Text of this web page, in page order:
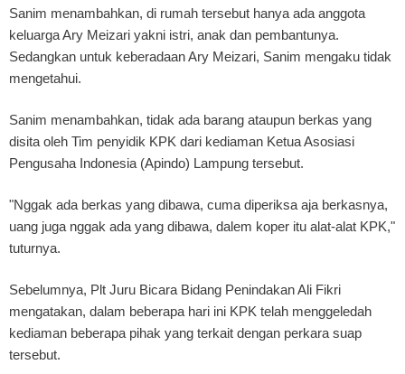
Sanim menambahkan, di rumah tersebut hanya ada anggota
keluarga Ary Meizari yakni istri, anak dan pembantunya.
Sedangkan untuk keberadaan Ary Meizari, Sanim mengaku tidak
mengetahui.
Sanim menambahkan, tidak ada barang ataupun berkas yang
disita oleh Tim penyidik KPK dari kediaman Ketua Asosiasi
Pengusaha Indonesia (Apindo) Lampung tersebut.
"Nggak ada berkas yang dibawa, cuma diperiksa aja berkasnya,
uang juga nggak ada yang dibawa, dalem koper itu alat-alat KPK,"
tuturnya.
Sebelumnya, Plt Juru Bicara Bidang Penindakan Ali Fikri
mengatakan, dalam beberapa hari ini KPK telah menggeledah
kediaman beberapa pihak yang terkait dengan perkara suap
tersebut.